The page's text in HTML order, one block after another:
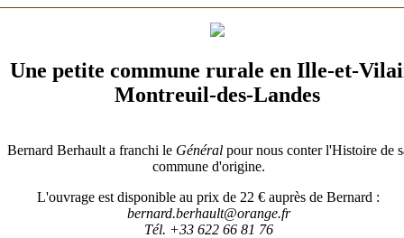
Gens de Billé
Familles
Une Histoire de Billé
Une petite commune rurale en Ille-et-
Montreuil-des-Landes
Bernard Berhault a franchi le Général pour nous conter l'Histoire de
commune d'origine.
L'ouvrage est disponible au prix de 22 € auprès de Bernard :
bernard.berhault@orange.fr
Tél. +33 622 66 81 76